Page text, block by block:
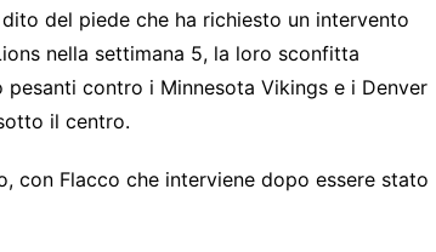
del piede che ha richiesto un intervento
nella settimana 5, la loro sconfitta
contro i Minnesota Vikings e i Denver
il centro.
con Flacco che interviene dopo essere stato